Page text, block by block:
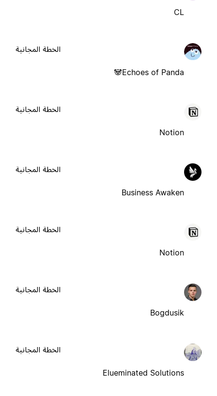
CL
Echoes of Panda🐼
الخطة المجانية
Notion
الخطة المجانية
Business Awaken
الخطة المجانية
Notion
الخطة المجانية
Bogdusik
الخطة المجانية
Elueminated Solutions
الخطة المجانية